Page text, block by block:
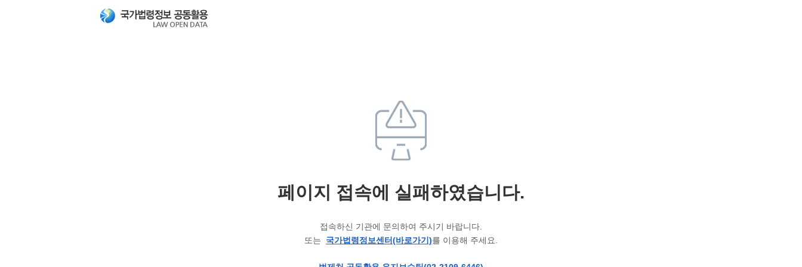
페이지 접속에 실패하였습니다.
접속하신 기관에 문의하여 주시기 바랍니다.
또는 국가법령정보센터(바로가기)를 이용해 주세요.